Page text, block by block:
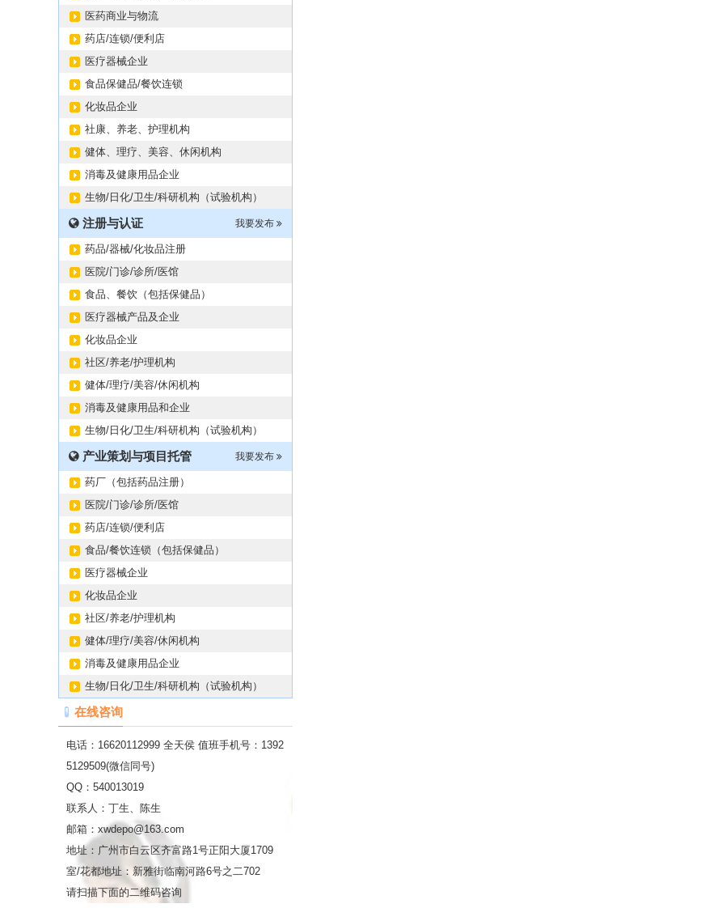
医药商业与物流
药店/连锁/便利店
医疗器械企业
食品保健品/餐饮连锁
化妆品企业
社康、养老、护理机构
健体、理疗、美容、休闲机构
消毒及健康用品企业
生物/日化/卫生/科研机构（试验机构）
我要发布
注册与认证
药品/器械/化妆品注册
医院/门诊/诊所/医馆
食品、餐饮（包括保健品）
医疗器械产品及企业
化妆品企业
社区/养老/护理机构
健体/理疗/美容/休闲机构
消毒及健康用品和企业
生物/日化/卫生/科研机构（试验机构）
我要发布
产业策划与项目托管
药厂（包括药品注册）
医院/门诊/诊所/医馆
药店/连锁/便利店
食品/餐饮连锁（包括保健品）
医疗器械企业
化妆品企业
社区/养老/护理机构
健体/理疗/美容/休闲机构
消毒及健康用品企业
生物/日化/卫生/科研机构（试验机构）
在线咨询
电话：16620112999 全天侯 值班手机号：1392
5129509(微信同号)
QQ：540013019
联系人：丁生、陈生
邮箱：xwdepo@163.com
地址：广州市白云区齐富路1号正阳大厦1709
室/花都地址：新雅街临南河路6号之二702
请扫描下面的二维码咨询